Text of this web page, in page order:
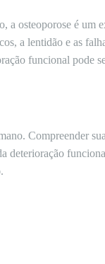
a osteoporose é um
a lentidão e as
funcional pode
Compreender
deterioração